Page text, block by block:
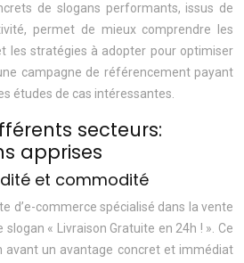
de slogans performants, issus de
permet de mieux comprendre les
les stratégies à adopter pour optimiser
campagne de référencement payant
études de cas intéressantes.
secteurs:
apprises
et commodité
d’e-commerce spécialisé dans la vente
« Livraison Gratuite en 24h ! ». Ce
avant un avantage concret et immédiat